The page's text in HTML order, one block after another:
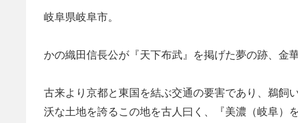
岐阜県岐阜市。
かの織田信長公が『天下布武』を掲げた夢の跡、金
古来より京都と東国を結ぶ交通の要害であり、鵜飼
沃な土地を誇るこの地を古人曰く、『美濃（岐阜）